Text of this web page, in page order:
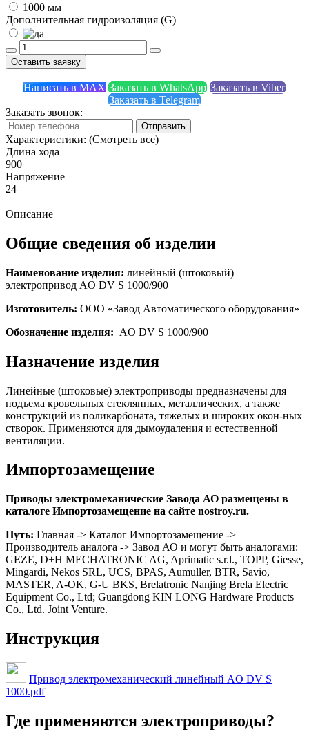
1000 мм
Дополнительная гидроизоляция (G)
Оставить заявку
Написать в MAX Заказать в WhatsApp Заказать в Viber
Заказать в Telegram
Заказать звонок:
Отправить
Характеристики: (Смотреть все)
Длина хода
900
Напряжение
24
Описание
Общие сведения об изделии
Наименование изделия: линейный (штоковый)
электропривод AO DV S 1000/900
Изготовитель: ООО «Завод Автоматического оборудования»
Обозначение изделия: AO DV S 1000/900
Назначение изделия
Линейные (штоковые) электроприводы предназначены для
подъема кровельных стеклянных, металлических, а также
конструкций из поликарбоната, тяжелых и широких окон-ных
створок. Применяются для дымоудаления и естественной
вентиляции.
Импортозамещение
Приводы электромеханические Завода АО размещены в
каталоге Импортозамещение на сайте nostroy.ru.
Путь: Главная -> Каталог Импортозамещение ->
Производитель аналога -> Завод АО и могут быть аналогами:
GEZE, D+H MECHATRONIC AG, Aprimatic s.r.l., TOPP, Giesse,
Mingardi, Nekos SRL, UCS, BPAS, Aumuller, BTR, Savio,
MASTER, A-OK, G-U BKS, Brelatronic Nanjing Brela Electric
Equipment Co., Ltd; Guangdong KIN LONG Hardware Products
Co., Ltd. Joint Venture.
Инструкция
Привод электромеханический линейный AO DV S
1000.pdf
Где применяются электроприводы?